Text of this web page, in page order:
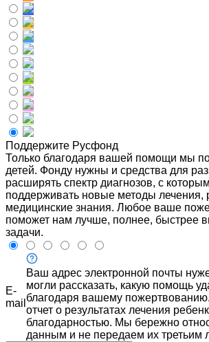
Поддержите Русфонд
Только благодаря вашей помощи мы
детей. Фонду нужны и средства для
расширять спектр диагнозов, с
поддерживать новые методы лечения,
медицинские знания. Любое ваше
поможет нам лучше, полнее, быстрее
задачи.
E-
mail
Ваш адрес электронной почты
могли рассказать, какую помощь
благодаря вашему
отчет о результатах лечения
благодарностью. Мы бережно
данным и не передаем их третьим